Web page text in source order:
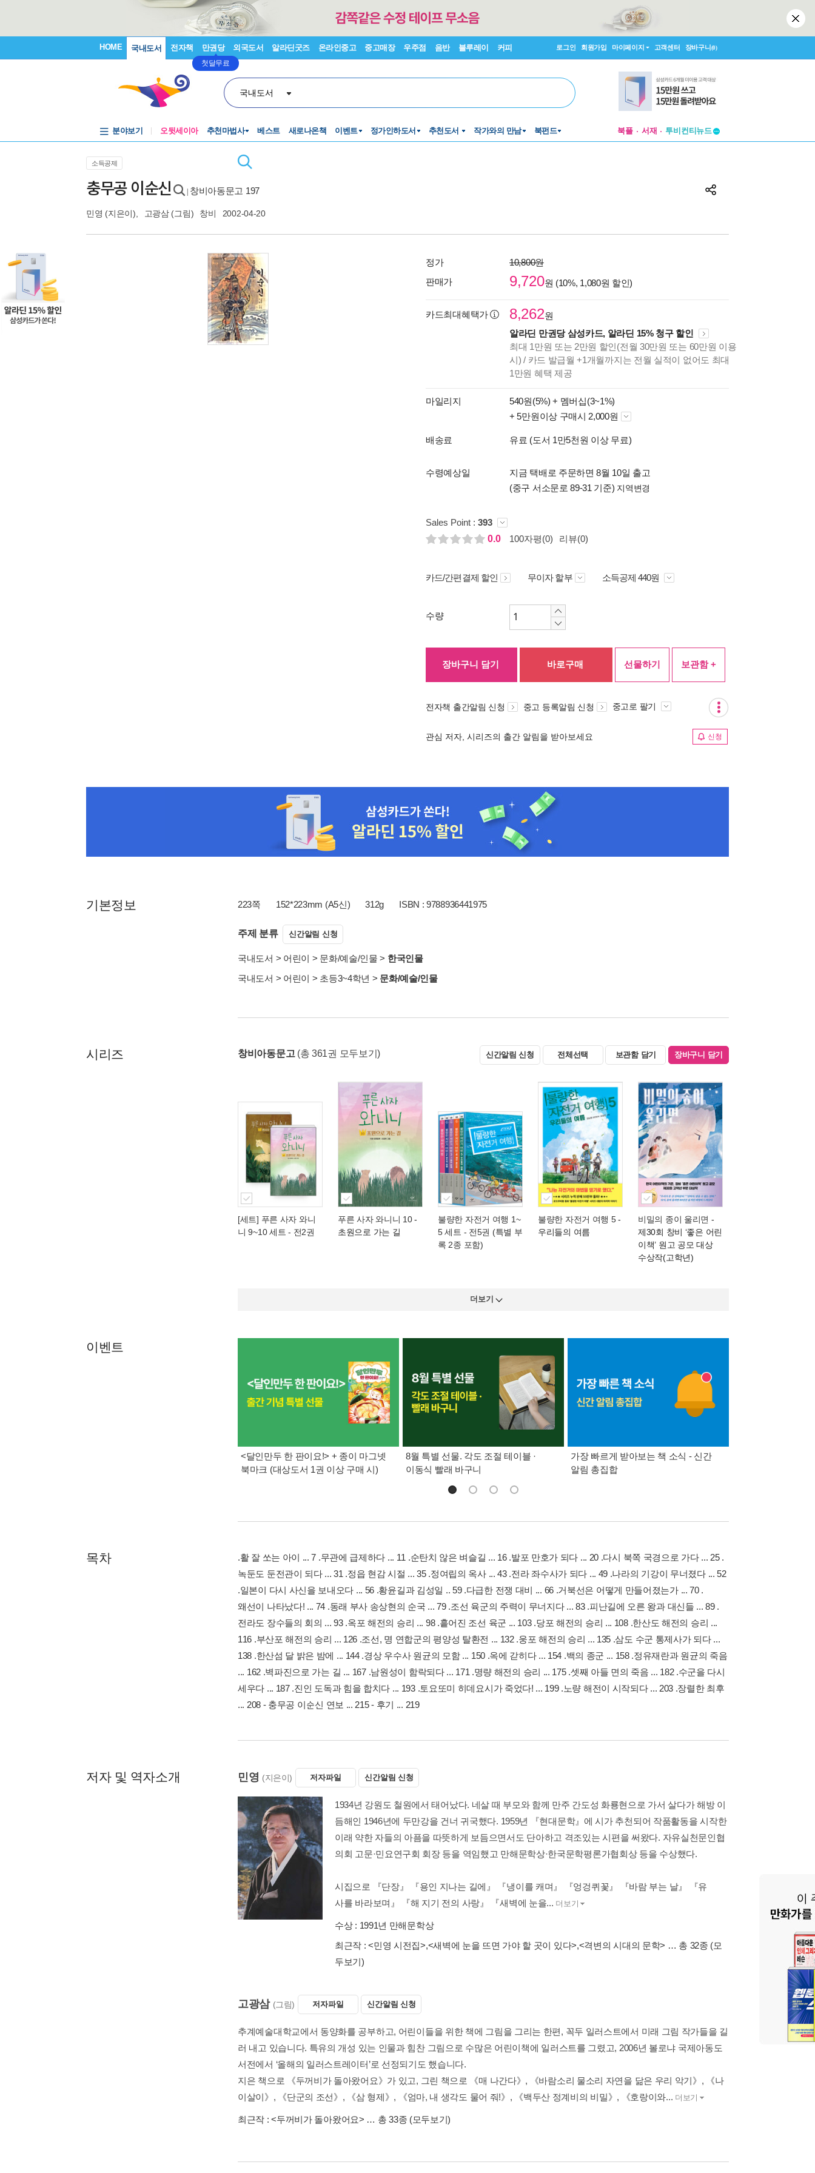
HOME 국내도서 전자책 만권당
첫달무료
외국도서 알라딘굿즈 온라인중고 중고매장 우주점 음반 블루레이 커피 로그인 회원가입 마이페이지 고객센터 장바구니(0)
국내도서
분야보기 오뒷세이아 추천마법사 베스트 새로나온책 이벤트 정가인하도서 추천도서 작가와의 만남 북펀드 북플 서재
투비컨티뉴드
소득공제
충무공 이순신 창비아동문고 197
민영 (지은이), 고광삼(그림) 창비 2002-04-20
정가
10,800원
판매가
9,720원 (10%, 1,080원 할인)
카드최대혜택가 8,262원
알라딘 만권당 삼성카드, 알라딘 15% 청구 할인
최대 1만원 또는 2만원 할인(전월 30만원 또는 60만원 이용
시) / 카드 발급월 +1개월까지는 전월 실적이 없어도 최대
1만원 혜택 제공
마일리지 540원(5%) + 멤버십(3~1%)
+ 5만원이상 구매시 2,000원
배송료 유료 (도서 1만5천원 이상 무료)
수령예상일
지금 택배로 주문하면 8월 10일 출고
(중구 서소문로 89-31 기준) 지역변경
Sales Point : 393
0.0
100자평(0) 리뷰(0)
카드/간편결제 할인 무이자 할부 소득공제 440원
수량
장바구니 담기 바로구매 선물하기 보관함 +
전자책 출간알림 신청 중고 등록알림 신청 중고로 팔기
관심 저자, 시리즈의 출간 알림을 받아보세요 신청
기본정보 223쪽 152*223mm (A5신) 312g ISBN : 9788936441975
주제 분류 신간알림 신청
국내도서 > 어린이 > 문화/예술/인물 > 한국인물
국내도서 > 어린이 > 초등3~4학년 > 문화/예술/인물
시리즈 창비아동문고 (총 361권 모두보기) 신간알림 신청 전체선택 보관함 담기 장바구니 담기
[세트] 푸른 사자 와니
니 9~10 세트 - 전2권
푸른 사자 와니니 10-
초원으로 가는 길
불량한 자전거 여행 1~
5 세트 - 전5권 (특별 부
록 2종 포함)
불량한 자전거 여행 5-
우리들의 여름
비밀의 종이 울리면 -
제30회 창비 ‘좋은 어린
이책’ 원고 공모 대상
수상작(고학년)
더보기
이벤트
<달인만두 한 판이요!> + 종이 마그넷
북마크 (대상도서 1권 이상 구매 시)
8월 특별 선물. 각도 조절 테이블 ·
이동식 빨래 바구니
가장 빠르게 받아보는 책 소식 - 신간
알림 총집합
목차
.활 잘 쏘는 아이 ... 7 .무관에 급제하다 ... 11 .순탄치 않은 벼슬길 ... 16 .발포 만호가 되다 ... 20 .다시 북쪽 국경으로 가다 ... 25 .
녹둔도 둔전관이 되다 ... 31 .정읍 현감 시절 ... 35 .정여립의 옥사 ... 43 .전라 좌수사가 되다 ... 49 .나라의 기강이 무너졌다 ... 52
.일본이 다시 사신을 보내오다 ... 56 .황윤길과 김성일 .. 59 .다급한 전쟁 대비 ... 66 .거북선은 어떻게 만들어졌는가 ... 70 .
왜선이 나타났다! ... 74 .동래 부사 송상현의 순국 ... 79 .조선 육군의 주력이 무너지다 ... 83 .피난길에 오른 왕과 대신들 ... 89 .
전라도 장수들의 회의 ... 93 .옥포 해전의 승리 ... 98 .흩어진 조선 육군 ... 103 .당포 해전의 승리 ... 108 .한산도 해전의 승리 ...
116 .부산포 해전의 승리 ... 126 .조선, 명 연합군의 평양성 탈환전 ... 132 .웅포 해전의 승리 ... 135 .삼도 수군 통제사가 되다 ...
138 .한산섬 달 밝은 밤에 ... 144 .경상 우수사 원균의 모함 ... 150 .옥에 갇히다 ... 154 .백의 종군 ... 158 .정유재란과 원균의 죽음
... 162 .벽파진으로 가는 길 ... 167 .남원성이 함락되다 ... 171 .명량 해전의 승리 ... 175 .셋째 아들 면의 죽음 ... 182 .수군을 다시
세우다 ... 187 .진인 도독과 힘을 합치다 ... 193 .토요또미 히데요시가 죽었다! ... 199 .노량 해전이 시작되다 ... 203 .장렬한 최후
... 208 - 충무공 이순신 연보 ... 215 - 후기 ... 219
저자 및 역자소개 민영 (지은이) 저자파일 신간알림 신청
1934년 강원도 철원에서 태어났다. 네살 때 부모와 함께 만주 간도성 화룡현으로 가서 살다가 해방 이
듬해인 1946년에 두만강을 건너 귀국했다. 1959년 『현대문학』에 시가 추천되어 작품활동을 시작한
이래 약한 자들의 아픔을 따뜻하게 보듬으면서도 단아하고 격조있는 시편을 써왔다. 자유실천문인협
의회 고문·민요연구회 회장 등을 역임했고 만해문학상·한국문학평론가협회상 등을 수상했다.
시집으로 『단장』 『용인 지나는 길에』 『냉이를 캐며』 『엉겅퀴꽃』 『바람 부는 날』 『유
사를 바라보며』 『해 지기 전의 사랑』 『새벽에 눈을... 더보기
수상 : 1991년 만해문학상
최근작 :<민영 시전집>,<새벽에 눈을 뜨면 가야 할 곳이 있다>,<격변의 시대의 문학> … 총 32종 (모
두보기)
고광삼 (그림) 저자파일 신간알림 신청
추계예술대학교에서 동양화를 공부하고, 어린이들을 위한 책에 그림을 그리는 한편, 꼭두 일러스트에서 미래 그림 작가들을 길
러 내고 있습니다. 특유의 개성 있는 인물과 힘찬 그림으로 수많은 어린이책에 일러스트를 그렸고, 2006년 볼로냐 국제아동도
서전에서 ‘올해의 일러스트레이터’로 선정되기도 했습니다.
지은 책으로 《두꺼비가 돌아왔어요》가 있고, 그린 책으로 《매 나간다》, 《바람소리 물소리 자연을 닮은 우리 악기》, 《나
이살이》, 《단군의 조선》, 《삼 형제》, 《엄마, 내 생각도 물어 줘!》, 《백두산 정계비의 비밀》, 《호랑이와... 더보기
최근작 :<두꺼비가 돌아왔어요> … 총 33종 (모두보기)